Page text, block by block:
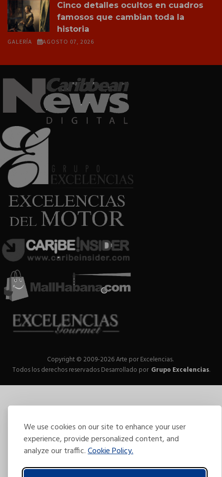
We use cookies on our site to enhance your user
experience, provide personalized content, and
analyze our traffic.Cookie Policy.
Cinco detalles ocultos en cuadros
famosos que cambian toda la
historia
GALERÍA AGOSTO 07, 2026
Copyright © 2009-2026 Arte por Excelencias.
Todos los derechos reservadosDesarrollado por Grupo Excelencias.